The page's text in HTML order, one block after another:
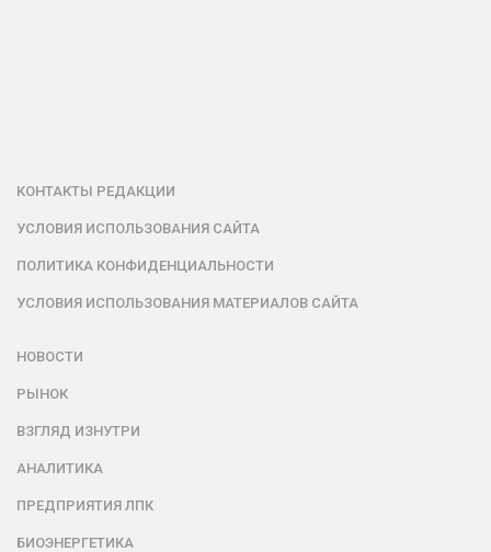
КОНТАКТЫ РЕДАКЦИИ
УСЛОВИЯ ИСПОЛЬЗОВАНИЯ САЙТА
ПОЛИТИКА КОНФИДЕНЦИАЛЬНОСТИ
УСЛОВИЯ ИСПОЛЬЗОВАНИЯ МАТЕРИАЛОВ САЙТА
НОВОСТИ
РЫНОК
ВЗГЛЯД ИЗНУТРИ
АНАЛИТИКА
ПРЕДПРИЯТИЯ ЛПК
БИОЭНЕРГЕТИКА